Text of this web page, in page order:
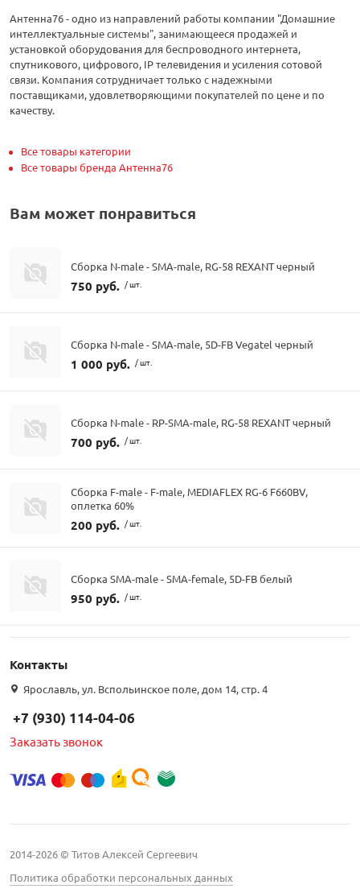
Антенна76 - одно из направлений работы компании "Домашние
интеллектуальные системы", занимающееся продажей и
установкой оборудования для беспроводного интернета,
спутникового, цифрового, IP телевидения и усиления сотовой
связи. Компания сотрудничает только с надежными
поставщиками, удовлетворяющими покупателей по цене и по
качеству.
Все товары категории
Все товары бренда Антенна76
Вам может понравиться
Сборка N-male - SMA-male, RG-58 REXANT черный
750 руб. / шт.
Сборка N-male - SMA-male, 5D-FB Vegatel черный
1 000 руб. / шт.
Сборка N-male - RP-SMA-male, RG-58 REXANT черный
700 руб. / шт.
Сборка F-male - F-male, MEDIAFLEX RG-6 F660BV,
оплетка 60%
200 руб. / шт.
Сборка SMA-male - SMA-female, 5D-FB белый
950 руб. / шт.
Контакты
Ярославль, ул. Вспольинское поле, дом 14, стр. 4
+7 (930) 114-04-06
Заказать звонок
2014-2026 © Титов Алексей Сергеевич
Политика обработки персональных данных